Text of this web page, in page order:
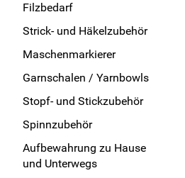
Filzbedarf
Strick- und Häkelzubehör
Maschenmarkierer
Garnschalen / Yarnbowls
Stopf- und Stickzubehör
Spinnzubehör
Aufbewahrung zu Hause
und Unterwegs